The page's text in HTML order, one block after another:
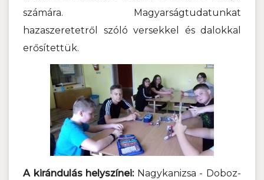
számára. Magyarságtudatunkat
hazaszeretetről szóló versekkel és dalokkal
erősítettük.
A kirándulás helyszínei:Nagykanizsa - Doboz-